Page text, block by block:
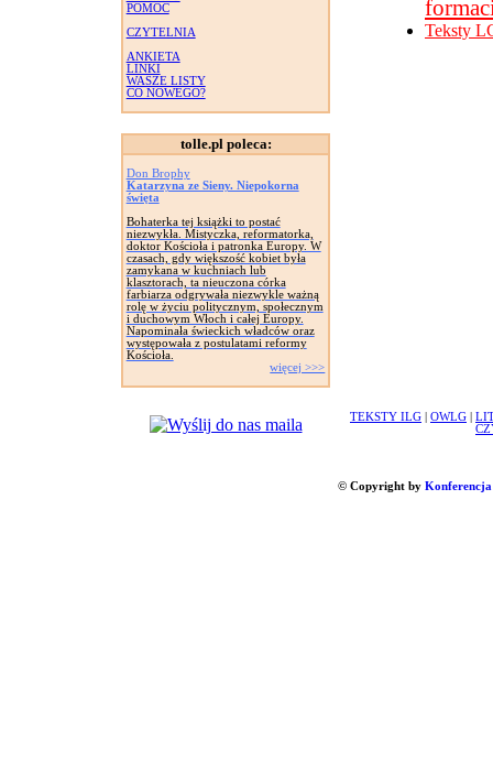
POMOC
CZYTELNIA
ANKIETA
LINKI
WASZE LISTY
CO NOWEGO?
tolle.pl poleca:
Don Brophy
Katarzyna ze Sieny. Niepokorna
święta
Bohaterka tej książki to postać
niezwykła. Mistyczka, reformatorka,
doktor Kościoła i patronka Europy. W
czasach, gdy większość kobiet była
zamykana w kuchniach lub
klasztorach, ta nieuczona córka
farbiarza odgrywała niezwykle ważną
rolę w życiu politycznym, społecznym
i duchowym Włoch i całej Europy.
Napominała świeckich władców oraz
występowała z postulatami reformy
Kościoła.
więcej >>>
Teksty
TEKSTY ILG OWLG
© Copyright by Konferencja